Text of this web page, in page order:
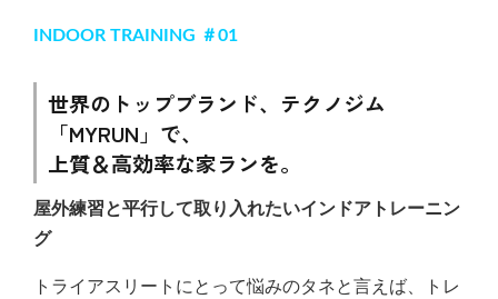
INDOOR TRAINING ＃01
世界のトップブランド、テクノジム
「MYRUN」で、
上質＆高効率な家ランを。
屋外練習と平行して取り入れたいインドアトレーニン
グ
トライアスリートにとって悩みのタネと言えば、トレ